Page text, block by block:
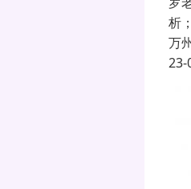
析
万
23-